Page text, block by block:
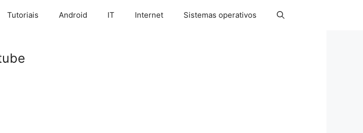
Tutoriais Android IT Internet Sistemas operativos